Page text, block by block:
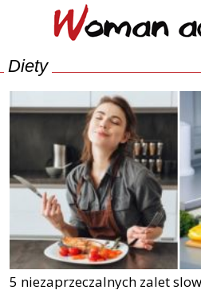
Diety
5 niezaprzeczalnych zalet